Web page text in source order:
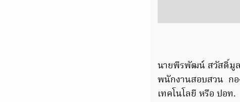
นายพีรพัฒน์ สวัสดิ์มู
พนักงานสอบสวน กอ
เทคโนโลยี หรือ ปอท.